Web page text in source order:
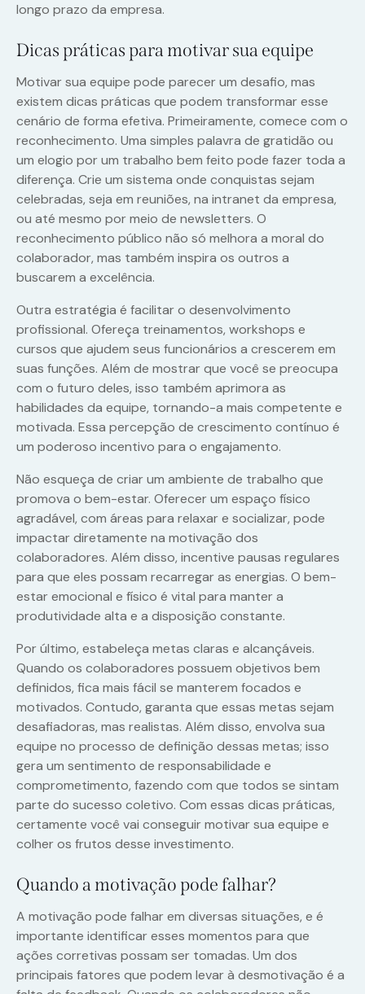
longo prazo da empresa.
Dicas práticas para motivar sua equipe
Motivar sua equipe pode parecer um desafio, mas
existem dicas práticas que podem transformar esse
cenário de forma efetiva. Primeiramente, comece com o
reconhecimento. Uma simples palavra de gratidão ou
um elogio por um trabalho bem feito pode fazer toda a
diferença. Crie um sistema onde conquistas sejam
celebradas, seja em reuniões, na intranet da empresa,
ou até mesmo por meio de newsletters. O
reconhecimento público não só melhora a moral do
colaborador, mas também inspira os outros a
buscarem a excelência.
Outra estratégia é facilitar o desenvolvimento
profissional. Ofereça treinamentos, workshops e
cursos que ajudem seus funcionários a crescerem em
suas funções. Além de mostrar que você se preocupa
com o futuro deles, isso também aprimora as
habilidades da equipe, tornando-a mais competente e
motivada. Essa percepção de crescimento contínuo é
um poderoso incentivo para o engajamento.
Não esqueça de criar um ambiente de trabalho que
promova o bem-estar. Oferecer um espaço físico
agradável, com áreas para relaxar e socializar, pode
impactar diretamente na motivação dos
colaboradores. Além disso, incentive pausas regulares
para que eles possam recarregar as energias. O bem-
estar emocional e físico é vital para manter a
produtividade alta e a disposição constante.
Por último, estabeleça metas claras e alcançáveis.
Quando os colaboradores possuem objetivos bem
definidos, fica mais fácil se manterem focados e
motivados. Contudo, garanta que essas metas sejam
desafiadoras, mas realistas. Além disso, envolva sua
equipe no processo de definição dessas metas; isso
gera um sentimento de responsabilidade e
comprometimento, fazendo com que todos se sintam
parte do sucesso coletivo. Com essas dicas práticas,
certamente você vai conseguir motivar sua equipe e
colher os frutos desse investimento.
Quando a motivação pode falhar?
A motivação pode falhar em diversas situações, e é
importante identificar esses momentos para que
ações corretivas possam ser tomadas. Um dos
principais fatores que podem levar à desmotivação é a